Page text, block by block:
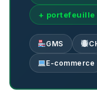
+ portefeuille
GMS
E-commerce